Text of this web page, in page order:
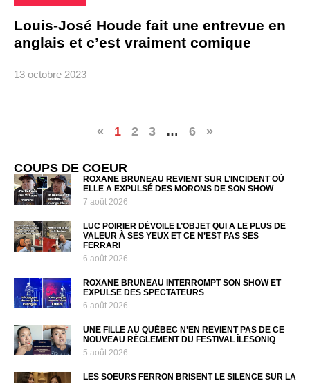
Louis-José Houde fait une entrevue en
anglais et c’est vraiment comique
13 octobre 2023
« 1 2 3 … 6 »
COUPS DE COEUR
ROXANE BRUNEAU REVIENT SUR L’INCIDENT OÙ
ELLE A EXPULSÉ DES MORONS DE SON SHOW
7 août 2026
LUC POIRIER DÉVOILE L’OBJET QUI A LE PLUS DE
VALEUR À SES YEUX ET CE N’EST PAS SES
FERRARI
6 août 2026
ROXANE BRUNEAU INTERROMPT SON SHOW ET
EXPULSE DES SPECTATEURS
6 août 2026
UNE FILLE AU QUÉBEC N’EN REVIENT PAS DE CE
NOUVEAU RÈGLEMENT DU FESTIVAL ÎLESONIQ
5 août 2026
LES SOEURS FERRON BRISENT LE SILENCE SUR LA